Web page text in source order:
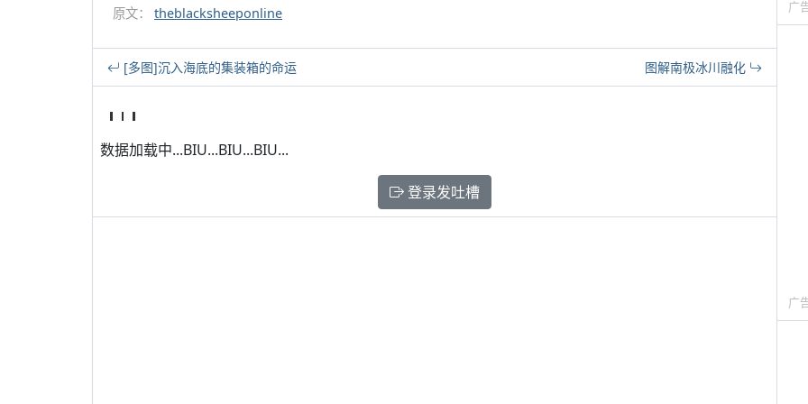
原文： theblacksheeponline
[多图]沉入海底的集装箱的命运 图解南极冰川融化
数据加载中...BIU...BIU...BIU...
登录发吐槽
广
广